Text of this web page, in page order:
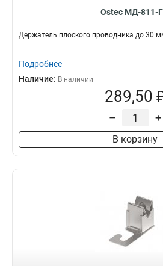
Ostec МД-811-
Держатель плоского проводника до 30
Подробнее
Наличие: В наличии
289,50
– +
В корзину